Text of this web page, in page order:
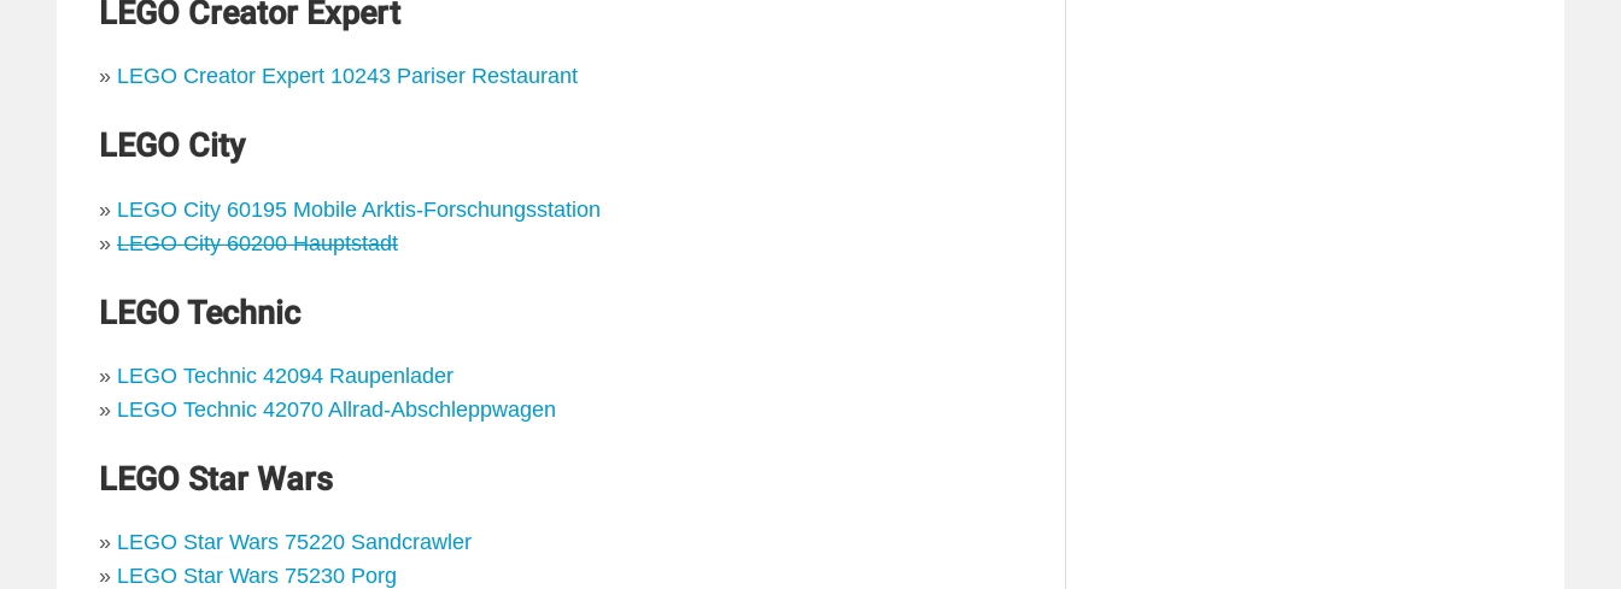
LEGO Creator Expert
» LEGO Creator Expert 10243 Pariser Restaurant
LEGO City
» LEGO City 60195 Mobile Arktis-Forschungsstation
» LEGO City 60200 Hauptstadt
LEGO Technic
» LEGO Technic 42094 Raupenlader
» LEGO Technic 42070 Allrad-Abschleppwagen
LEGO Star Wars
» LEGO Star Wars 75220 Sandcrawler
» LEGO Star Wars 75230 Porg